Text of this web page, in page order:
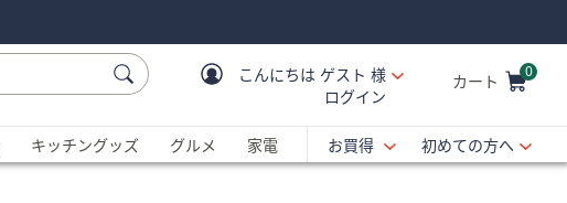
こんにちは ゲスト 様
ログイン
カート 0
キッチングッズ グルメ 家電 お買得 初めての方へ